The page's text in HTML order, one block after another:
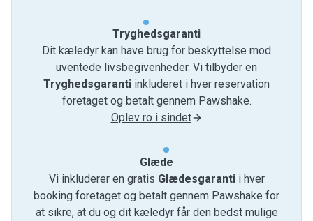
Tryghedsgaranti
Dit kæledyr kan have brug for beskyttelse mod
uventede livsbegivenheder. Vi tilbyder en
Tryghedsgaranti inkluderet i hver reservation
foretaget og betalt gennem Pawshake.
Oplev ro i sindet
Glæde
Vi inkluderer en gratis Glædesgarantii hver
booking foretaget og betalt gennem Pawshake for
at sikre, at du og dit kæledyr får den bedst mulige